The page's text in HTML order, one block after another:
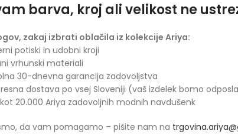
barva, kroj ali velikost ne
zakaj izbrati oblačila iz kolekcije Ariya:
potiski in udobni kroji
vrhunski materiali
30-dnevna garancija zadovoljstva
dostava po vsej Sloveniji (vaš izdelek bomo
20.000 Ariya zadovoljnih modnih navdušenk
da vam pomagamo – pišite nam na